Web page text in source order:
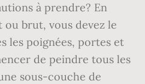
à prendre? En
ou brut, vous devez le
les poignées, portes et
de peindre tous les
sous-couche de